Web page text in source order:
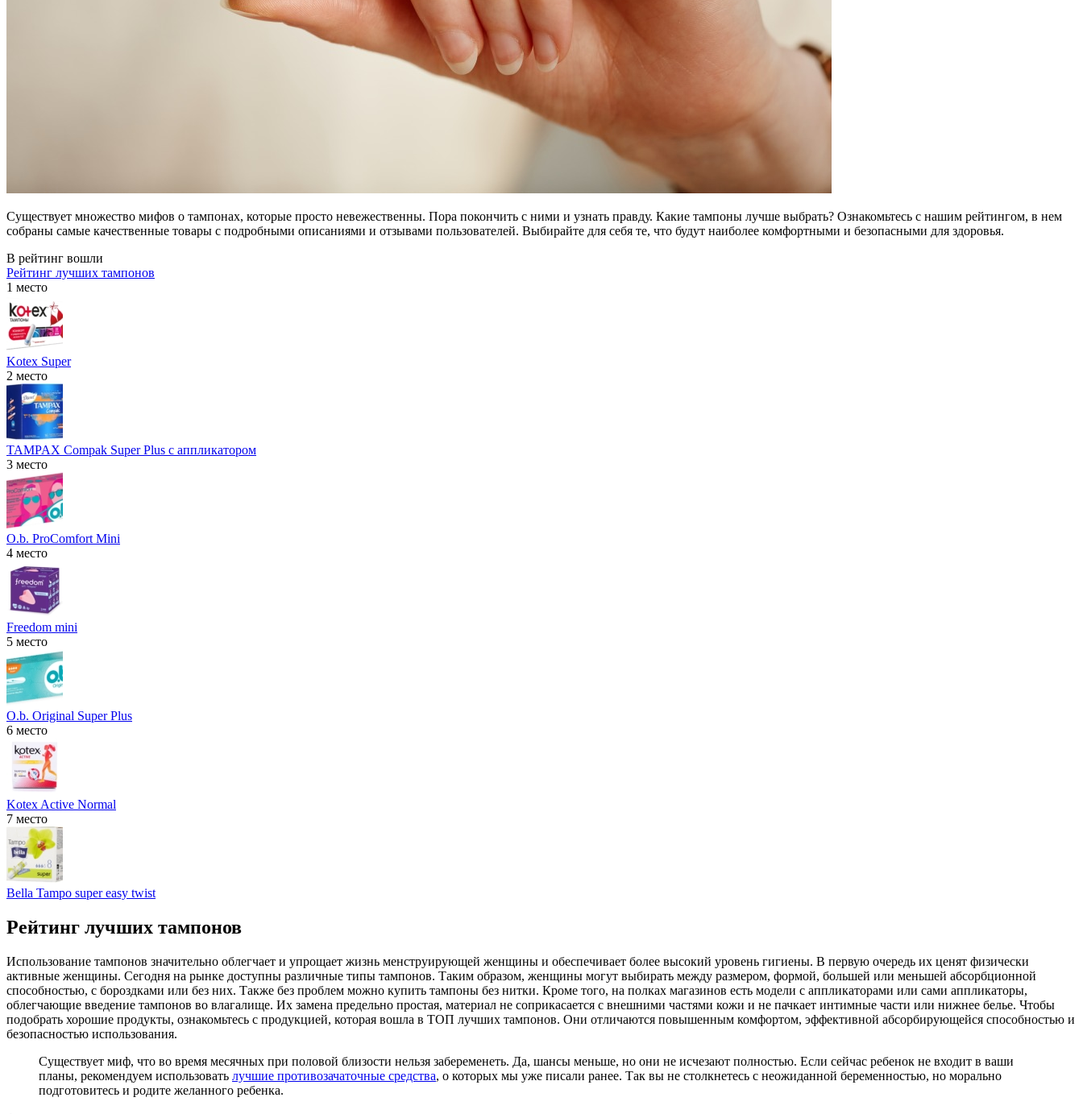
Существует множество мифов о тампонах, которые просто невежественны. Пора покончить с ними и узнать правду. Какие тампоны лучше выбрать? Ознакомьтесь с нашим рейтингом, в нем
собраны самые качественные товары с подробными описаниями и отзывами пользователей. Выбирайте для себя те, что будут наиболее комфортными и безопасными для здоровья.
В рейтинг вошли
Рейтинг лучших тампонов
1 место
Kotex Super
2 место
TAMPAX Compak Super Plus с аппликатором
3 место
O.b. ProComfort Mini
4 место
Freedom mini
5 место
O.b. Original Super Plus
6 место
Kotex Active Normal
7 место
Bella Tampo super easy twist
Рейтинг лучших тампонов
Использование тампонов значительно облегчает и упрощает жизнь менструирующей женщины и обеспечивает более высокий уровень гигиены. В первую очередь их ценят физически
активные женщины. Сегодня на рынке доступны различные типы тампонов. Таким образом, женщины могут выбирать между размером, формой, большей или меньшей абсорбционной
способностью, с бороздками или без них. Также без проблем можно купить тампоны без нитки. Кроме того, на полках магазинов есть модели с аппликаторами или сами аппликаторы,
облегчающие введение тампонов во влагалище. Их замена предельно простая, материал не соприкасается с внешними частями кожи и не пачкает интимные части или нижнее белье. Чтобы
подобрать хорошие продукты, ознакомьтесь с продукцией, которая вошла в ТОП лучших тампонов. Они отличаются повышенным комфортом, эффективной абсорбирующейся способностью и
безопасностью использования.
Существует миф, что во время месячных при половой близости нельзя забеременеть. Да, шансы меньше, но они не исчезают полностью. Если сейчас ребенок не входит в ваши
планы, рекомендуем использовать лучшие противозачаточные средства, о которых мы уже писали ранее. Так вы не столкнетесь с неожиданной беременностью, но морально
подготовитесь и родите желанного ребенка.